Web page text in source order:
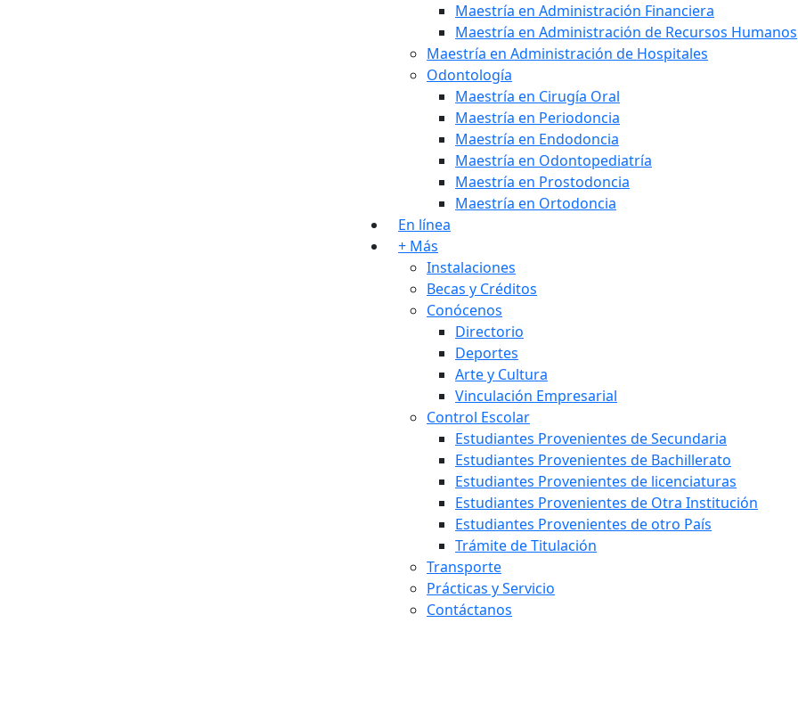
Maestría en Administración Financiera
Maestría en Administración de Recursos Humanos
Maestría en Administración de Hospitales
Odontología
Maestría en Cirugía Oral
Maestría en Periodoncia
Maestría en Endodoncia
Maestría en Odontopediatría
Maestría en Prostodoncia
Maestría en Ortodoncia
En línea
+ Más
Instalaciones
Becas y Créditos
Conócenos
Directorio
Deportes
Arte y Cultura
Vinculación Empresarial
Control Escolar
Estudiantes Provenientes de Secundaria
Estudiantes Provenientes de Bachillerato
Estudiantes Provenientes de licenciaturas
Estudiantes Provenientes de Otra Institución
Estudiantes Provenientes de otro País
Trámite de Titulación
Transporte
Prácticas y Servicio
Contáctanos